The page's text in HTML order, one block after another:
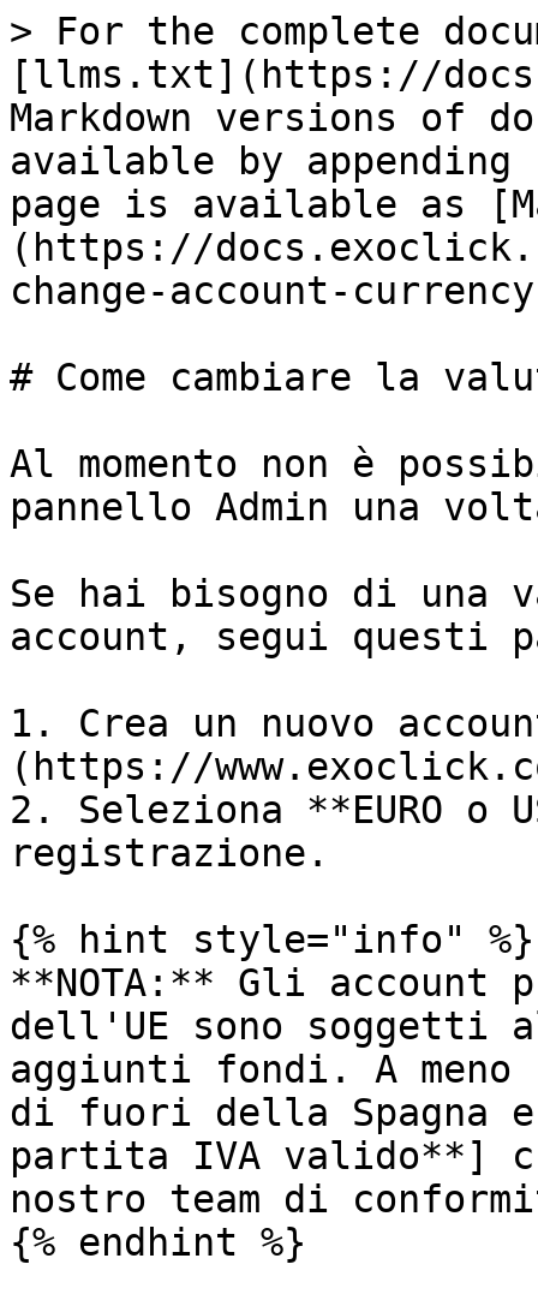
> For the complete
[llms.txt](https://
Markdown versions of
available by
page is available as
(https://
change-account-
# Come cambiare la
Al momento non è
pannello Admin una
Se hai bisogno di
account, segui questi
1. Crea un nuovo
(https://
2. Seleziona **EURO o
registrazione.
{% hint style="info" %}
**NOTA:** Gli
dell'UE sono soggetti
aggiunti fondi. A
di fuori della Spagna
partita IVA valido**]
nostro team di
{% endhint %}